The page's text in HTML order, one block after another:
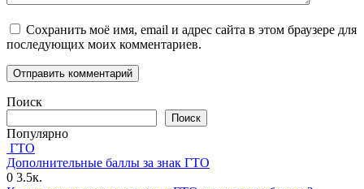
Сохранить моё имя, email и адрес сайта в этом браузере для
последующих моих комментариев.
Поиск
Поиск
Популярно
ГТО
Дополнительные баллы за знак ГТО
0 3.5к.